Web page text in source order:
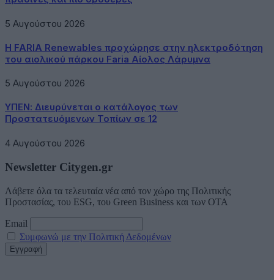
5 Αυγούστου 2026
Η FARIA Renewables προχώρησε στην ηλεκτροδότηση
του αιολικού πάρκου Faria Αίολος Λάρυμνα
5 Αυγούστου 2026
ΥΠΕΝ: Διευρύνεται ο κατάλογος των
Προστατευόμενων Τοπίων σε 12
4 Αυγούστου 2026
Newsletter Citygen.gr
Λάβετε όλα τα τελευταία νέα από τον χώρο της Πολιτικής
Προστασίας, του ESG, του Green Business και των ΟΤΑ
Email
Συμφωνώ με την Πολιτική Δεδομένων